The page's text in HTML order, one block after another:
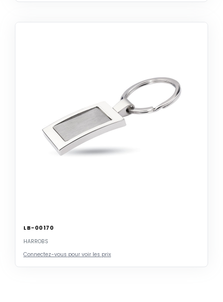
LB-00170
HARROBS
Connectez-vous pour voir les prix